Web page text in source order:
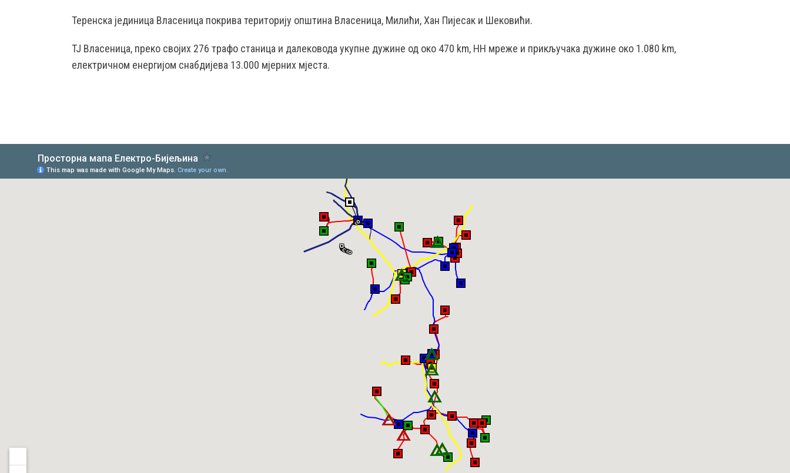
Теренска јединица Власеница покрива територију општина Власеница, Милићи, Хан Пијесак и Шековићи.
ТЈ Власеница, преко својих 276 трафо станица и далековода укупне дужине од око 470 km, НН мреже и прикључака дужине око 1.080 km,
електричном енергијом снабдијева 13.000 мјерних мјеста.